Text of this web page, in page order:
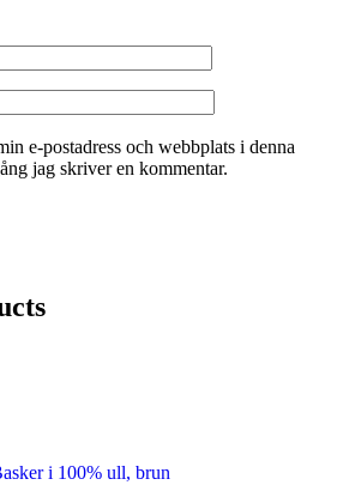
e-postadress och webbplats i denna
jag skriver en kommentar.
i 100% ull, brun